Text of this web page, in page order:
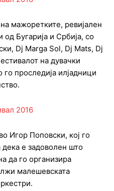
мажоретките, ревијален
од Бугарија и Србија, со
Dj Marga Sol, Dj Mats, Dj
на дувачки
проследија илјадници
Игор Поповски, кој го
дека е задоволен што
да го организира
малешевската